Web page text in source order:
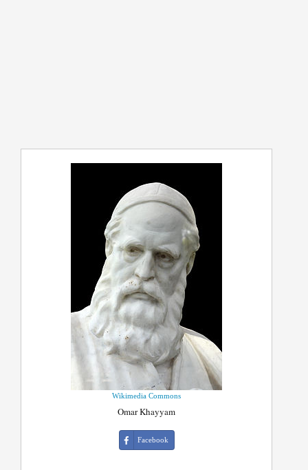
Wikimedia Commons
Omar Khayyam
Facebook